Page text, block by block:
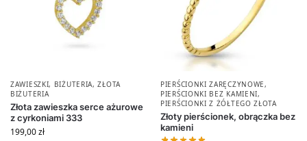
ZAWIESZKI, BIŻUTERIA,ZŁOTA
BIŻUTERIA
Złota zawieszka serce ażurowe
z cyrkoniami 333
199,00zł
PIERŚCIONKI ZARĘCZYNOWE,
PIERŚCIONKI BEZ KAMIENI,
PIERŚCIONKI Z ŻÓŁTEGO ZŁOTA
Złoty pierścionek, obrączka bez
kamieni